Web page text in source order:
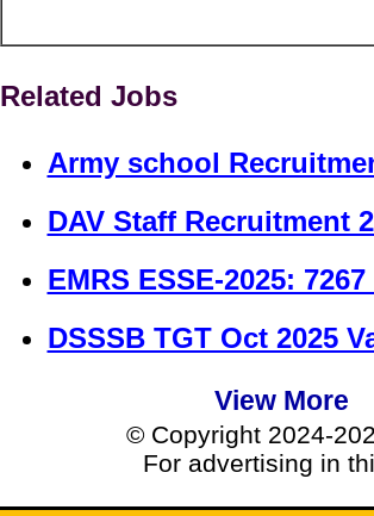
Related Jobs
Army school
DAV Staff Recruitment
EMRS ESSE-2025:
DSSSB TGT Oct 2025
View More
© Copyright 2024-
For advertising in